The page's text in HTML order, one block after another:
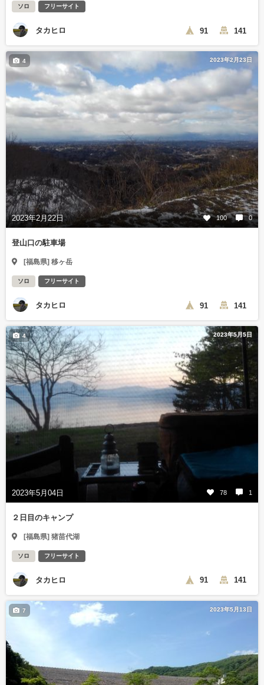
ソロ フリーサイト
タカヒロ 91 141
2023年2月23日
2023年2月22日 100 0
4
登山口の駐車場
[福島県] 移ヶ岳
ソロ フリーサイト
タカヒロ 91 141
2023年5月5日
2023年5月04日 78 1
4
２日目のキャンプ
[福島県] 猪苗代湖
ソロ フリーサイト
タカヒロ 91 141
2023年5月13日
7